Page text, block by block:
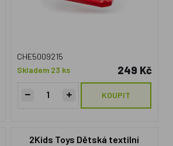
CHE5009215
Skladem 23 ks
249 Kč
KOUPIT
2Kids Toys Dětská textilní